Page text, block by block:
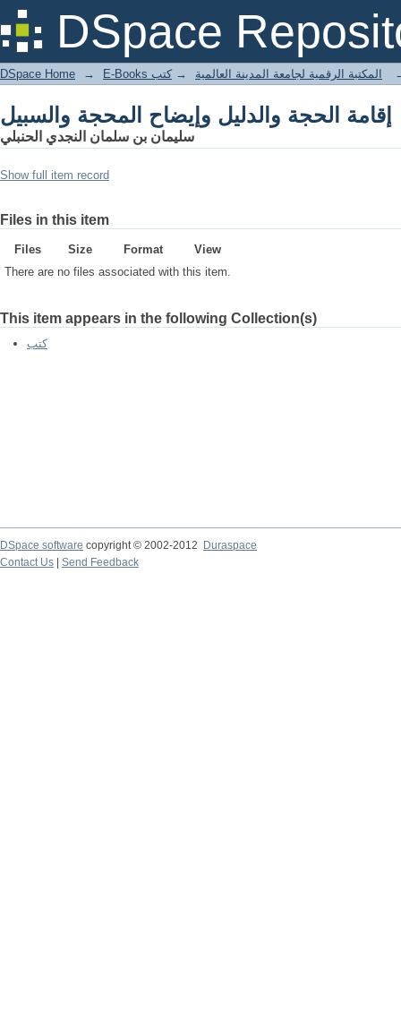
DSpace
إقامة الحجة والدليل وإيضاح المحجة والسبيل
DSpace Home → E-Books المكتبة الرقمية لجامعة المدينة العالمية → كتب
إقامة الحجة والدليل وإيضاح المحجة والسبيل
سليمان بن سلمان النجدي الحنبلي
Show full item record
Files in this item
Files Size Format
View
There are no files associated with this item.
This item appears in the following Collection(s)
كتب
DSpace software copyright © 2002-2012
Duraspace
Contact Us
Send Feedback